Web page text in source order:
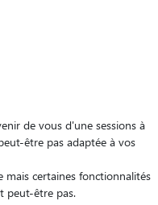
de vous d'une sessions à
être pas adaptée à vos
mais certaines fonctionnalités
peut-être pas.